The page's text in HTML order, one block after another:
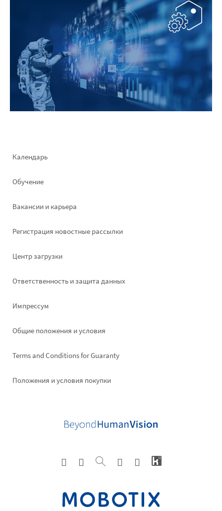
Footer
Календарь
Обучение
Вакансии и карьера
Pегистрация новостные рассылки
Footer
Центр загрузки
Ответственность и защита данных
Импрессум
Общие положения и условия
Terms and Conditions for Guaranty
Положения и условия покупки